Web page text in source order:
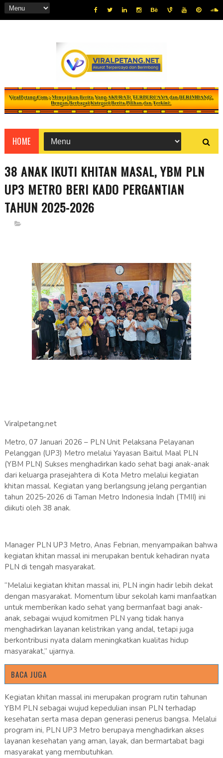
HOME
38 ANAK IKUTI KHITAN MASAL, YBM PLN
UP3 METRO BERI KADO PERGANTIAN
TAHUN 2025-2026
Viralpetang.net
Metro, 07 Januari 2026 – PLN Unit Pelaksana Pelayanan
Pelanggan (UP3) Metro melalui Yayasan Baitul Maal PLN
(YBM PLN) Sukses menghadirkan kado sehat bagi anak-anak
dari keluarga prasejahtera di Kota Metro melalui kegiatan
khitan massal. Kegiatan yang berlangsung jelang pergantian
tahun 2025-2026 di Taman Metro Indonesia Indah (TMII) ini
diikuti oleh 38 anak.
Manager PLN UP3 Metro, Anas Febrian, menyampaikan bahwa
kegiatan khitan massal ini merupakan bentuk kehadiran nyata
PLN di tengah masyarakat.
“Melalui kegiatan khitan massal ini, PLN ingin hadir lebih dekat
dengan masyarakat. Momentum libur sekolah kami manfaatkan
untuk memberikan kado sehat yang bermanfaat bagi anak-
anak, sebagai wujud komitmen PLN yang tidak hanya
menghadirkan layanan kelistrikan yang andal, tetapi juga
berkontribusi nyata dalam meningkatkan kualitas hidup
masyarakat,” ujarnya.
BACA JUGA
Kegiatan khitan massal ini merupakan program rutin tahunan
YBM PLN sebagai wujud kepedulian insan PLN terhadap
kesehatan serta masa depan generasi penerus bangsa. Melalui
program ini, PLN UP3 Metro berupaya menghadirkan akses
layanan kesehatan yang aman, layak, dan bermartabat bagi
masyarakat yang membutuhkan.